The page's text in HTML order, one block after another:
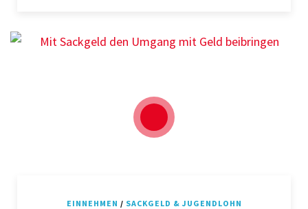
EINNEHMEN / SACKGELD & JUGENDLOHN